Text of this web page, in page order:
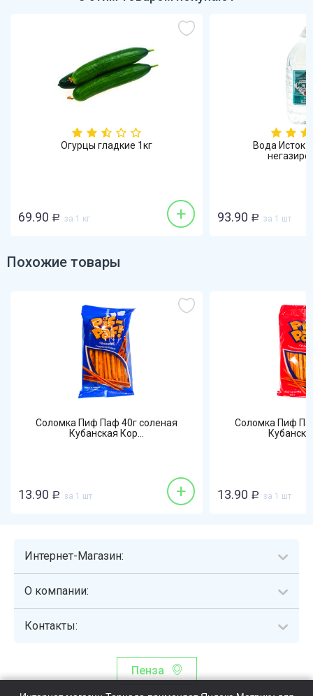
Огурцы гладкие 1кг
69.90 Р за 1 кг +
Вода Исток
93.90 Р за 1 шт
Похожие товары
Соломка Пиф Паф 40г соленая
Кубанская Кор...
13.90 Р за 1 шт +
Соломка Пиф
13.90 Р за 1 шт
Интернет-Магазин:
О компании:
Контакты:
Пенза